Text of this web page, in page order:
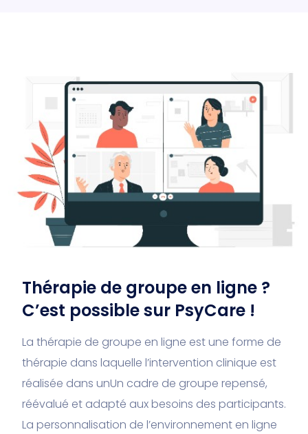
Thérapie de groupe en ligne ?
C’est possible sur PsyCare !
La thérapie de groupe en ligne est une forme de
thérapie dans laquelle l’intervention clinique est
réalisée dans unUn cadre de groupe repensé,
réévalué et adapté aux besoins des participants.
La personnalisation de l’environnement en ligne